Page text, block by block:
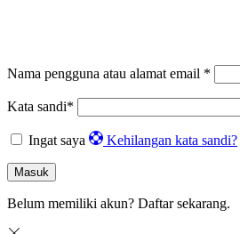
Nama pengguna atau alamat email *
Kata sandi*
Ingat saya Kehilangan kata sandi?
Masuk
Belum memiliki akun? Daftar sekarang.